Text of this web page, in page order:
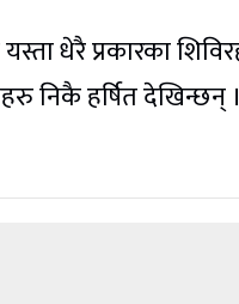
धेरै प्रकारका
निकै हर्षित देखिन्छन् ।